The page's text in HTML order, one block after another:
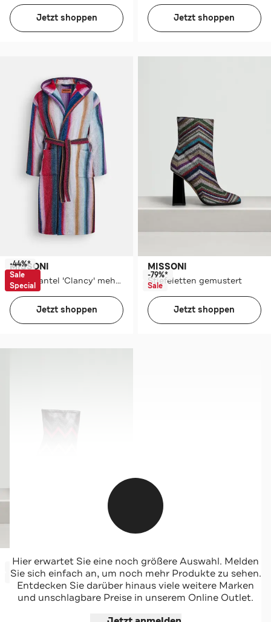
Jetzt shoppen Jetzt shoppen
MISSONI
Bademantel 'Clancy' mehrfarbig
-44%*
Sale
Special
Jetzt shoppen
MISSONI
Stiefeletten gemustert
-79%*
Sale
Jetzt shoppen
MISSONI
Stiefeletten gemustert
-79%*
Sale
Jetzt shoppen
Hier erwartet Sie eine noch größere Auswahl. Melden
Sie sich einfach an, um noch mehr Produkte zu sehen.
Entdecken Sie darüber hinaus viele weitere Marken
und unschlagbare Preise in unserem Online Outlet.